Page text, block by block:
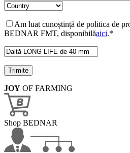
Am luat cunoștință de politica de
BEDNAR FMT, disponibilăaici.*
JOY OF FARMING
Shop BEDNAR